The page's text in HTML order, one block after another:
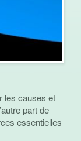
les causes et
part de
essentielles